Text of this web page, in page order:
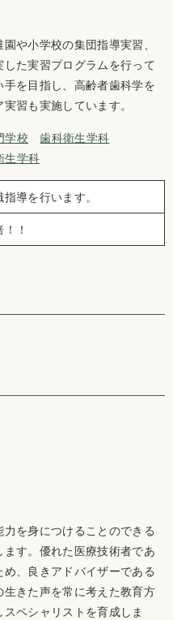
や小学校の集団指導実習、
た実習プログラムを行って
を目指し、高齢者歯科学を
習も実施しています。
学校
歯科衛生学科
生学科
導を行います。
！
を身につけることのできる
す。優れた医療技術者であ
、良きアドバイザーである
きた声を常に考えた教育方
ペシャリストを育成しま